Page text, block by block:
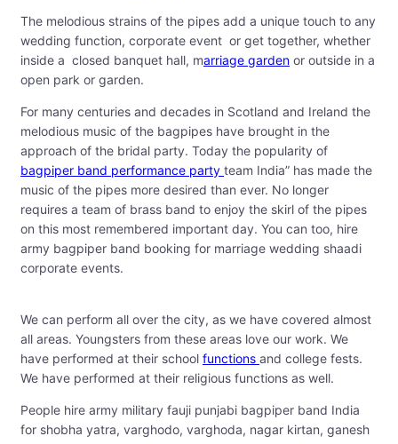
The melodious strains of the pipes add a unique touch to any
wedding function, corporate event or get together, whether
inside a closed banquet hall, marriage garden or outside in a
open park or garden.
For many centuries and decades in Scotland and Ireland the
melodious music of the bagpipes have brought in the
approach of the bridal party. Today the popularity of
bagpiper band performance party team India” has made the
music of the pipes more desired than ever. No longer
requires a team of brass band to enjoy the skirl of the pipes
on this most remembered important day. You can too, hire
army bagpiper band booking for marriage wedding shaadi
corporate events.
We can perform all over the city, as we have covered almost
all areas. Youngsters from these areas love our work. We
have performed at their school functions and college fests.
We have performed at their religious functions as well.
People hire army military fauji punjabi bagpiper band India
for shobha yatra, varghodo, varghoda, nagar kirtan, ganesh